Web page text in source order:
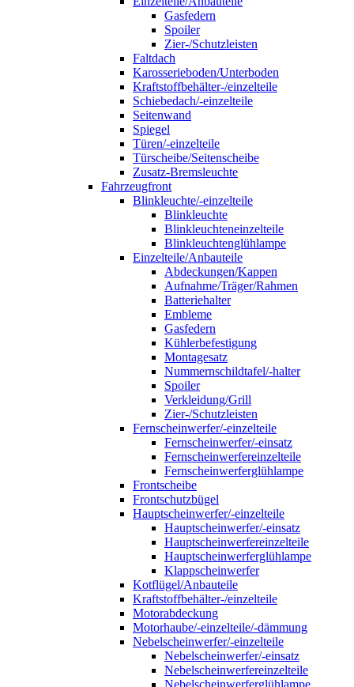
Gasfedern
Spoiler
Zier-/Schutzleisten
Faltdach
Karosserieboden/Unterboden
Kraftstoffbehälter-/einzelteile
Schiebedach/-einzelteile
Seitenwand
Spiegel
Türen/-einzelteile
Türscheibe/Seitenscheibe
Zusatz-Bremsleuchte
Fahrzeugfront
Blinkleuchte/-einzelteile
Blinkleuchte
Blinkleuchteneinzelteile
Blinkleuchtenglühlampe
Einzelteile/Anbauteile
Abdeckungen/Kappen
Aufnahme/Träger/Rahmen
Batteriehalter
Embleme
Gasfedern
Kühlerbefestigung
Montagesatz
Nummernschildtafel/-halter
Spoiler
Verkleidung/Grill
Zier-/Schutzleisten
Fernscheinwerfer/-einzelteile
Fernscheinwerfer/-einsatz
Fernscheinwerfereinzelteile
Fernscheinwerferglühlampe
Frontscheibe
Frontschutzbügel
Hauptscheinwerfer/-einzelteile
Hauptscheinwerfer/-einsatz
Hauptscheinwerfereinzelteile
Hauptscheinwerferglühlampe
Klappscheinwerfer
Kotflügel/Anbauteile
Kraftstoffbehälter-/einzelteile
Motorabdeckung
Motorhaube/-einzelteile/-dämmung
Nebelscheinwerfer/-einzelteile
Nebelscheinwerfer/-einsatz
Nebelscheinwerfereinzelteile
Nebelscheinwerferglühlampe